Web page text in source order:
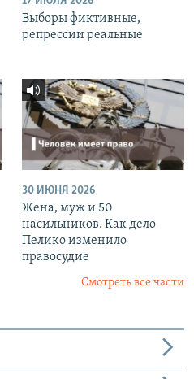
Выборы фиктивные,
репрессии реальные
30 ИЮНЯ 2026
Жена, муж и 50
насильников. Как дело
Пелико изменило
правосудие
Смотреть все части